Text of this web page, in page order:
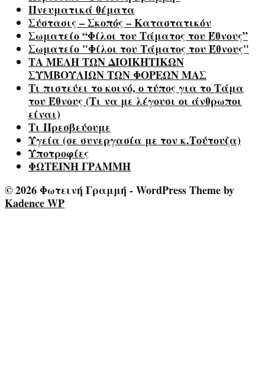
Πνευματικά θέματα
Σύστασις – Σκοπός – Καταστατικόν
Σωματείο “Φίλοι του Τάματος του Έθνους”
Σωματείο "Φίλοι του Τάματος του Έθνους"
ΤΑ ΜΕΛΗ ΤΩΝ ΔΙΟΙΚΗΤΙΚΩΝ
ΣΥΜΒΟΥΛΙΩΝ ΤΩΝ ΦΟΡΕΩΝ ΜΑΣ
Τι πιστεύει το κοινό, ο τύπος για το Τάμα
του Έθνους (Τι να με λέγουσι οι άνθρωποι
είναι)
Τι Πρεσβεύουμε
Υγεία (σε συνεργασία με τον κ.Τούτουζα)
Υποτροφίες
ΦΩΤΕΙΝΗ ΓΡΑΜΜΗ
© 2026 Φωτεινή Γραμμή - WordPress Theme by
Kadence WP